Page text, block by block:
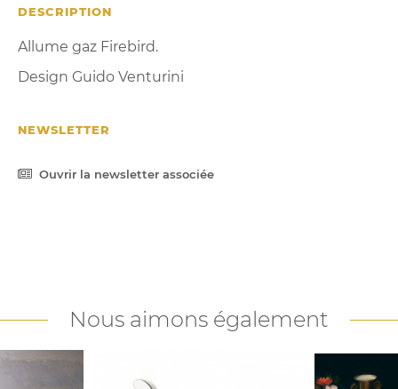
DESCRIPTION
Allume gaz Firebird.
Design Guido Venturini
NEWSLETTER
Ouvrir la newsletter associée
Nous aimons également